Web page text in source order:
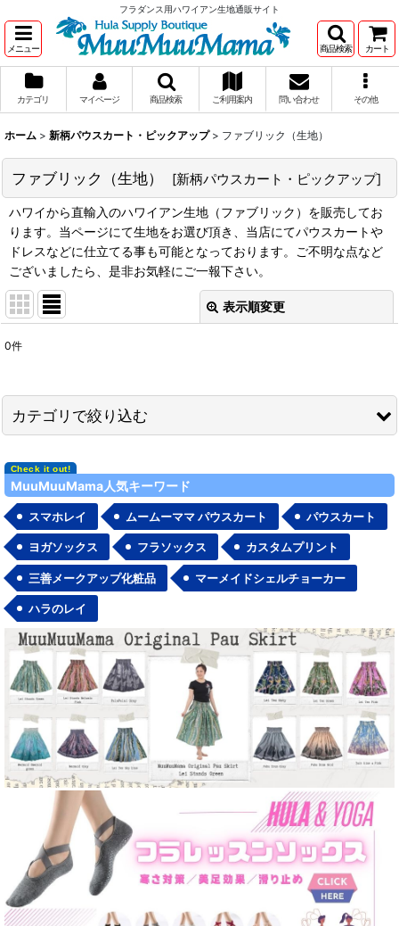
フラダンス用ハワイアン生地通販サイト
メニュー 商品検索 カート
カテゴリ マイページ 商品検索 ご利用案内 問い合わせ その他
ホーム > 新柄パウスカート・ピックアップ > ファブリック（生地）
ファブリック（生地） [新柄パウスカート・ピックアップ]
ハワイから直輸入のハワイアン生地（ファブリック）を販売してお
ります。当ページにて生地をお選び頂き、当店にてパウスカートや
ドレスなどに仕立てる事も可能となっております。ご不明な点など
ございましたら、是非お気軽にご一報下さい。
表示順変更
表示数:
並び順:
絞り込む
0件
カテゴリで絞り込む
ファブリック（生地） (全商品)
ハワイプリント生地
無地生地・その他
MuuMuuMama人気キーワード
スマホレイ ムームーママ パウスカート パウスカート
ヨガソックス フラソックス カスタムプリント
三善メークアップ化粧品 マーメイドシェルチョーカー
ハラのレイ